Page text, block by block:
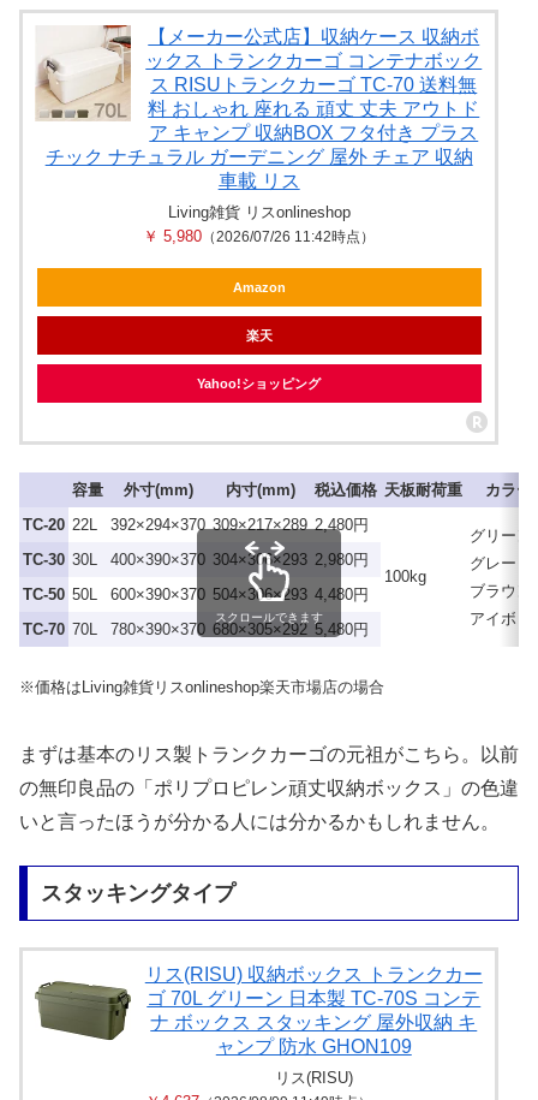
【メーカー公式店】収納ケース 収納ボ
ックス トランクカーゴ コンテナボック
ス RISUトランクカーゴ TC-70 送料無
料 おしゃれ 座れる 頑丈 丈夫 アウトド
ア キャンプ 収納BOX フタ付き プラス
チック ナチュラル ガーデニング 屋外 チェア 収納
車載 リス
Living雑貨 リスonlineshop
￥ 5,980 （2026/07/26 11:42時点）
Amazon
楽天
Yahoo!ショッピング
容量 外寸(mm) 内寸(mm) 税込価格 天板耐荷重
カラー
TC-20 22L 392×294×370 309×217×289 2,480円
100kg
グリーン
グレー
ブラウン
アイボリ
TC-30 30L 400×390×370 304×306×293 2,980円
TC-50 50L 600×390×370 504×306×293 4,480円
TC-70 70L 780×390×370 680×305×292 5,480円
スクロールできます
※価格はLiving雑貨リスonlineshop楽天市場店の場合
まずは基本のリス製トランクカーゴの元祖がこちら。以前
の無印良品の「ポリプロピレン頑丈収納ボックス」の色違
いと言ったほうが分かる人には分かるかもしれません。
スタッキングタイプ
リス(RISU) 収納ボックス トランクカー
ゴ 70L グリーン 日本製 TC-70S コンテ
ナ ボックス スタッキング 屋外収納 キ
ャンプ 防水 GHON109
リス(RISU)